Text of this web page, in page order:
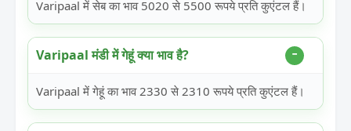
Varipaal में सेब का भाव 5020 से 5500 रूपये प्रति कुएंटल हैं।
Varipaal मंडी में गेहूं क्या भाव है?
Varipaal में गेहूं का भाव 2330 से 2310 रूपये प्रति कुएंटल हैं।